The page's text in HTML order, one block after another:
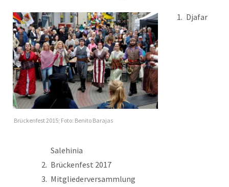
Brückenfest 2015; Foto: Benito Barajas
Djafar
Salehinia
Brückenfest 2017
Mitgliederversammlung